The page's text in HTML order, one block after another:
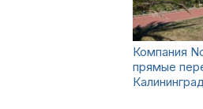
Компания
прямые